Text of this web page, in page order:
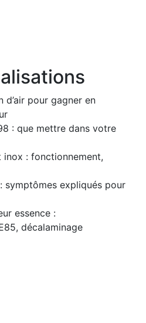
d’air pour gagner en
: que mettre dans votre
inox : fonctionnement,
symptômes expliqués pour
essence :
décalaminage